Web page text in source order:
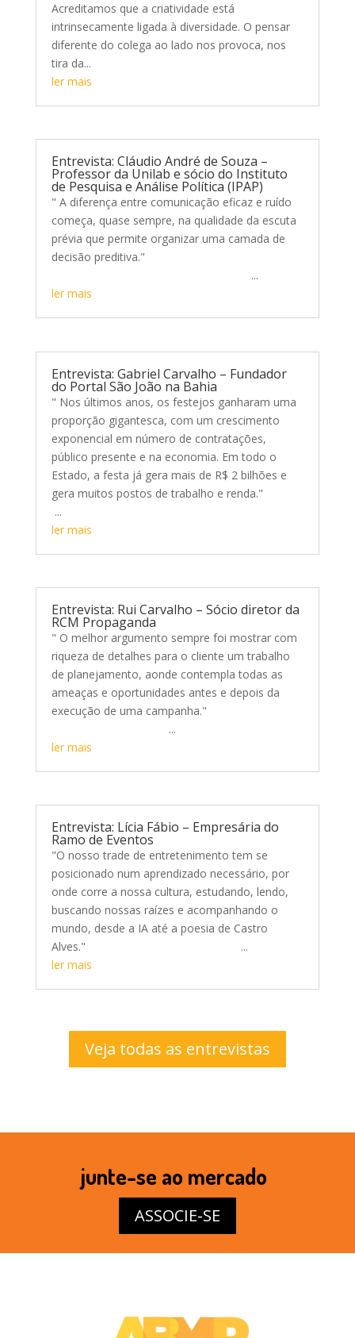
Acreditamos que a criatividade está
intrinsecamente ligada à diversidade. O pensar
diferente do colega ao lado nos provoca, nos
tira da...
ler mais
Entrevista: Cláudio André de Souza –
Professor da Unilab e sócio do Instituto
de Pesquisa e Análise Política (IPAP)
" A diferença entre comunicação eficaz e ruído
começa, quase sempre, na qualidade da escuta
prévia que permite organizar uma camada de
decisão preditiva."
...
ler mais
Entrevista: Gabriel Carvalho – Fundador
do Portal São João na Bahia
" Nos últimos anos, os festejos ganharam uma
proporção gigantesca, com um crescimento
exponencial em número de contratações,
público presente e na economia. Em todo o
Estado, a festa já gera mais de R$ 2 bilhões e
gera muitos postos de trabalho e renda."
...
ler mais
Entrevista: Rui Carvalho – Sócio diretor da
RCM Propaganda
" O melhor argumento sempre foi mostrar com
riqueza de detalhes para o cliente um trabalho
de planejamento, aonde contempla todas as
ameaças e oportunidades antes e depois da
execução de uma campanha."
...
ler mais
Entrevista: Lícia Fábio – Empresária do
Ramo de Eventos
"O nosso trade de entretenimento tem se
posicionado num aprendizado necessário, por
onde corre a nossa cultura, estudando, lendo,
buscando nossas raízes e acompanhando o
mundo, desde a IA até a poesia de Castro
Alves." ...
ler mais
Veja todas as entrevistas
junte-se ao mercado
ASSOCIE-SE